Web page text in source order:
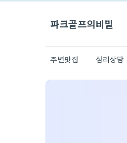
파크골프의비밀
주변맛집 심리상담